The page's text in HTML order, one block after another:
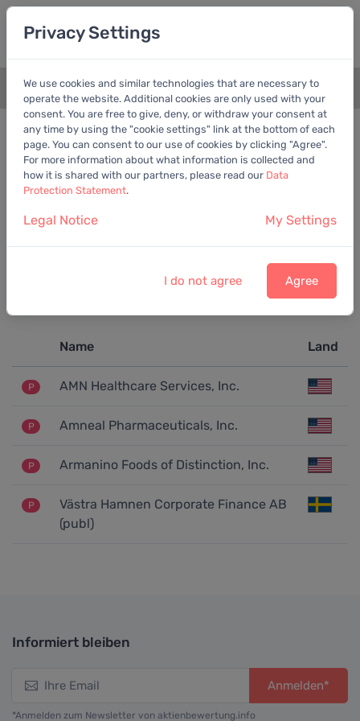
+
Die Suche hat kein eindeutiges
Ergebnis geliefert
eine Aktie (Aktie 1 bis 4)
V Voller Funktionsumfang
Voller Funktionsumfang nur mit Basis-Mitgliedschaft
Voller Funktionsumfang nur mit Premium-
Name Land
P AMN Healthcare Services, Inc.
P Amneal Pharmaceuticals, Inc.
P Armanino Foods of Distinction, Inc.
P
Västra Hamnen Corporate Finance AB
(publ)
Informiert bleiben
Anmelden*
*Anmelden zum Newsletter von aktienbewertung.info
Privacy Settings
We use cookies and similar technologies that are necessary to
operate the website. Additional cookies are only used with your
consent. You are free to give, deny, or withdraw your consent at
any time by using the "cookie settings" link at the bottom of each
page. You can consent to our use of cookies by clicking "Agree".
For more information about what information is collected and
how it is shared with our partners, please read our Data
Protection Statement.
Legal Notice My Settings
I do not agree Agree